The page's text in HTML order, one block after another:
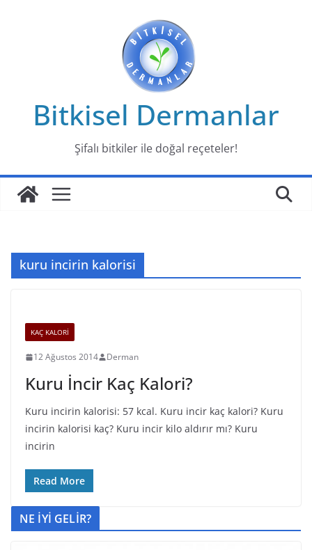
Bitkisel Dermanlar
Şifalı bitkiler ile doğal reçeteler!
kuru incirin kalorisi
KAÇ KALORİ
12 Ağustos 2014 Derman
Kuru İncir Kaç Kalori?
Kuru incirin kalorisi: 57 kcal. Kuru incir kaç kalori? Kuru
incirin kalorisi kaç? Kuru incir kilo aldırır mı? Kuru
incirin
Read More
NE İYİ GELİR?